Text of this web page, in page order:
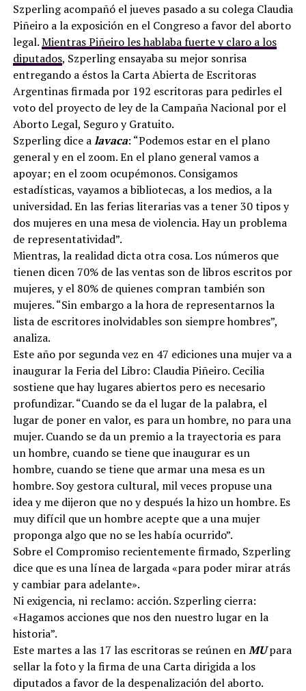
Szperling acompañó el jueves pasado a su colega Claudia
Piñeiro a la exposición en el Congreso a favor del aborto
legal.Mientras Piñeiro les hablaba fuerte y claro a los
diputados, Szperling ensayaba su mejor sonrisa
entregando a éstos la Carta Abierta de Escritoras
Argentinas firmada por 192 escritoras para pedirles el
voto del proyecto de ley de la Campaña Nacional por el
Aborto Legal, Seguro y Gratuito.
Szperling dice alavaca: “Podemos estar en el plano
general y en el zoom. En el plano general vamos a
apoyar; en el zoom ocupémonos. Consigamos
estadísticas, vayamos a bibliotecas, a los medios, a la
universidad. En las ferias literarias vas a tener 30 tipos y
dos mujeres en una mesa de violencia. Hay un problema
de representatividad”.
Mientras, la realidad dicta otra cosa. Los números que
tienen dicen 70% de las ventas son de libros escritos por
mujeres, y el 80% de quienes compran también son
mujeres. “Sin embargo a la hora de representarnos la
lista de escritores inolvidables son siempre hombres”,
analiza.
Este año por segunda vez en 47 ediciones una mujer va a
inaugurar la Feria del Libro: Claudia Piñeiro. Cecilia
sostiene que hay lugares abiertos pero es necesario
profundizar. “Cuando se da el lugar de la palabra, el
lugar de poner en valor, es para un hombre, no para una
mujer. Cuando se da un premio a la trayectoria es para
un hombre, cuando se tiene que inaugurar es un
hombre, cuando se tiene que armar una mesa es un
hombre. Soy gestora cultural, mil veces propuse una
idea y me dijeron que no y después la hizo un hombre. Es
muy difícil que un hombre acepte que a una mujer
proponga algo que no se les había ocurrido”.
Sobre el Compromiso recientemente firmado, Szperling
dice que es una línea de largada «para poder mirar atrás
y cambiar para adelante».
Ni exigencia, ni reclamo: acción. Szperling cierra:
«Hagamos acciones que nos den nuestro lugar en la
historia”.
Este martes a las 17 las escritoras se reúnen enMUpara
sellar la foto y la firma de una Carta dirigida a los
diputados a favor de la despenalización del aborto.